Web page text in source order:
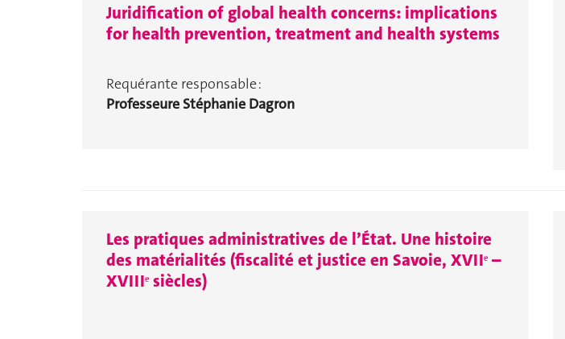
Juridification of global health concerns: implications
for health prevention, treatment and health systems
Requérante responsable :
Professeure Stéphanie Dagron
Les pratiques administratives de l’État. Une histoire
des matérialités (fiscalité et justice en Savoie, XVIIᵉ –
XVIIIᵉ siècles)